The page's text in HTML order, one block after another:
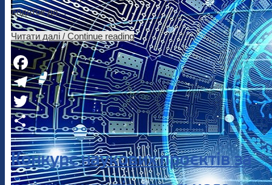
додаток до…
Читати далі / Continue reading
Facebook
Telegram
Twitter
Share
Конкурс наукових проєктів за